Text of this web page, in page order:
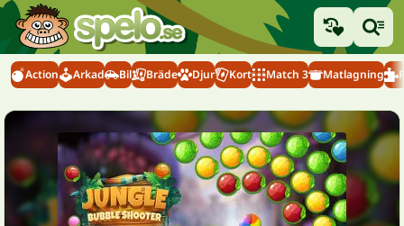
Action Arkad Bil Bräde Djur Kort Match 3 Matlagning